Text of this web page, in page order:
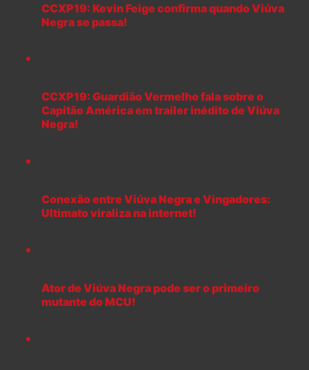
CCXP19: Kevin Feige confirma quando Viúva
Negra se passa!
CCXP19: Guardião Vermelho fala sobre o
Capitão América em trailer inédito de Viúva
Negra!
Conexão entre Viúva Negra e Vingadores:
Ultimato viraliza na internet!
Ator de Viúva Negra pode ser o primeiro
mutante do MCU!